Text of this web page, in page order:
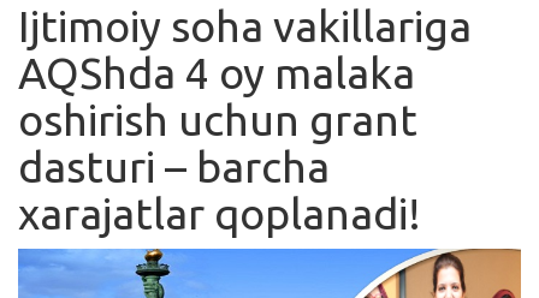
Ishlar
Kurslar
Blog
Yana
Ijtimoiy soha vakillariga
AQShda 4 oy malaka
oshirish uchun grant
dasturi – barcha
xarajatlar qoplanadi!